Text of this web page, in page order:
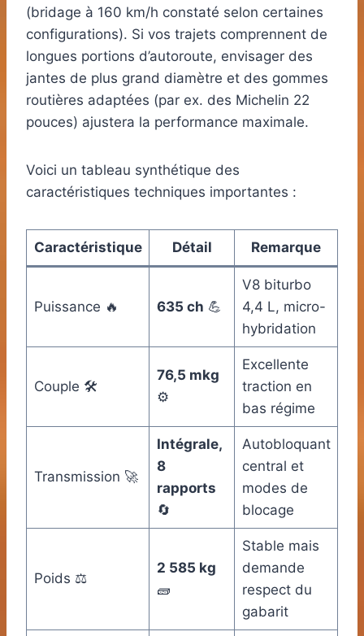
(bridage à 160 km/h constaté selon certaines
configurations). Si vos trajets comprennent de
longues portions d’autoroute, envisager des
jantes de plus grand diamètre et des gommes
routières adaptées (par ex. des Michelin 22
pouces) ajustera la performance maximale.
Voici un tableau synthétique des
caractéristiques techniques importantes :
Caractéristique Détail Remarque
Puissance 🔥 635 ch 💪
V8 biturbo
4,4 L, micro-
hybridation
Couple 🛠️
76,5 mkg
⚙️
Excellente
traction en
bas régime
Transmission 🚀
Intégrale,
8
rapports
🔄
Autobloquant
central et
modes de
blocage
Poids ⚖️
2 585 kg
🧱
Stable mais
demande
respect du
gabarit